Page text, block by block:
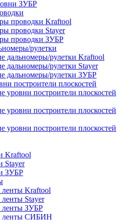
ЗУБР
проводки Kraftool
проводки Stayer
проводки ЗУБР
рулетки
дальномеры/рулетки Kraftool
дальномеры/рулетки Stayer
дальномеры/рулетки ЗУБР
построители плоскостей
уровни построители плоскостей
уровни построители плоскостей
уровни построители плоскостей
Kraftool
Stayer
ЗУБР
Kraftool
Stayer
ЗУБР
ленты СИБИН